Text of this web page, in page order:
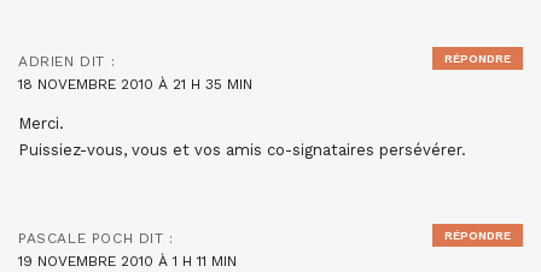
ADRIEN DIT :
18 NOVEMBRE 2010 À 21 H 35 MIN
Merci.
Puissiez-vous, vous et vos amis co-signataires persévérer.
RÉPONDRE
PASCALE POCH DIT :
19 NOVEMBRE 2010 À 1 H 11 MIN
RÉPONDRE